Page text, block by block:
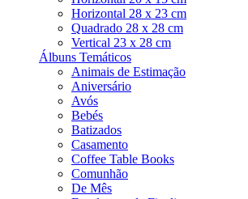
Horizontal 28 x 23 cm
Quadrado 28 x 28 cm
Vertical 23 x 28 cm
Álbuns Temáticos
Animais de Estimação
Aniversário
Avós
Bebés
Batizados
Casamento
Coffee Table Books
Comunhão
De Mês